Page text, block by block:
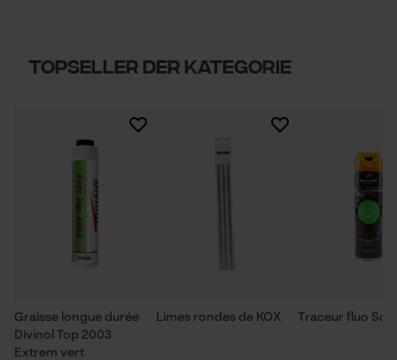
Topseller der Kategorie
Graisse longue durée
Divinol Top 2003
Extrem vert
Limes rondes de KOX Traceur fluo